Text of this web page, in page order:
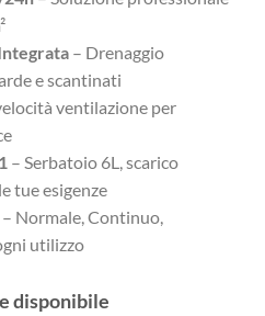
– Drenaggio
e scantinati
ventilazione per
– Serbatoio 6L, scarico
tue esigenze
– Normale, Continuo,
utilizzo
disponibile